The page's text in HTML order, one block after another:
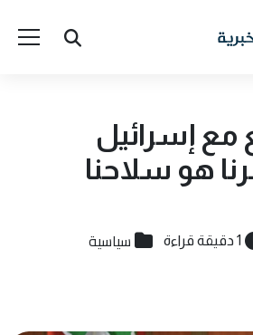
مع إسرائيل
هو سلاحنا
1 دقيقة قراءة سياسية